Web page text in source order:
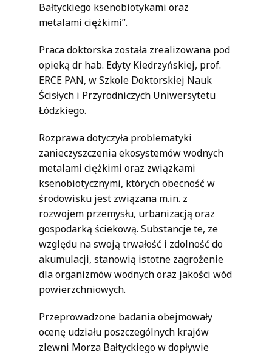
Bałtyckiego ksenobiotykami oraz
metalami ciężkimi”.
Praca doktorska została zrealizowana pod
opieką dr hab. Edyty Kiedrzyńskiej, prof.
ERCE PAN, w Szkole Doktorskiej Nauk
Ścisłych i Przyrodniczych Uniwersytetu
Łódzkiego.
Rozprawa dotyczyła problematyki
zanieczyszczenia ekosystemów wodnych
metalami ciężkimi oraz związkami
ksenobiotycznymi, których obecność w
środowisku jest związana m.in. z
rozwojem przemysłu, urbanizacją oraz
gospodarką ściekową. Substancje te, ze
względu na swoją trwałość i zdolność do
akumulacji, stanowią istotne zagrożenie
dla organizmów wodnych oraz jakości wód
powierzchniowych.
Przeprowadzone badania obejmowały
ocenę udziału poszczególnych krajów
zlewni Morza Bałtyckiego w dopływie